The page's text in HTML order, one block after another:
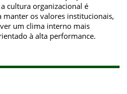
cultura organizacional é
manter os valores institucionais,
um clima interno mais
à alta performance.